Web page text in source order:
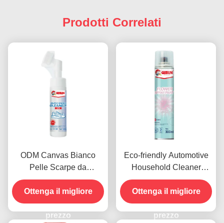
Prodotti Correlati
ODM Canvas Bianco
Pelle Scarpe da
ginnastica Pulizzatore
Scarpe Spray Eco
Friendly
Ottenga il migliore
prezzo
Eco-friendly Automotive
Household Cleaner
Spray Paint Protective
Coating Standard ROHS
Ottenga il migliore
prezzo